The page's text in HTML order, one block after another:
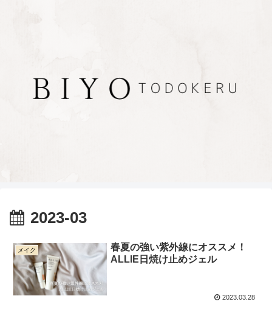
2023-03
メイク
春夏の強い紫外線にオススメ！
ALLIE日焼け止めジェル
2023.03.28